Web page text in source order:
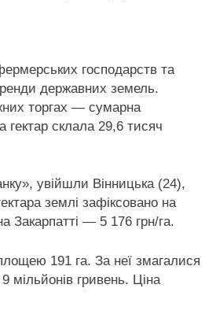
господарств та
державних земель.
торгах — сумарна
гектар склала 29,6 тисяч
увійшли Вінницька (24),
землі зафіксовано на
Закарпатті — 5 176 грн/га.
191 га. За неї змагалися
мільйонів гривень. Ціна